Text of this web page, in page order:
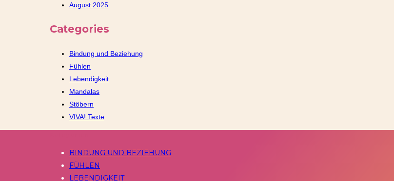
August 2025
Categories
Bindung und Beziehung
Fühlen
Lebendigkeit
Mandalas
Stöbern
VIVA! Texte
BINDUNG UND BEZIEHUNG
FÜHLEN
LEBENDIGKEIT